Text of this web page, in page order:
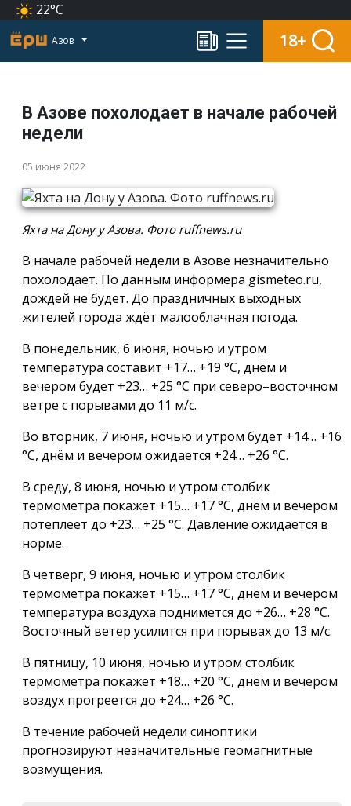
22°C
Азов 18+
В Азове похолодает в начале рабочей
недели
05 июня 2022
Яхта на Дону у Азова. Фото ruffnews.ru
В начале рабочей недели в Азове незначительно
похолодает. По данным информера gismeteo.ru,
дождей не будет. До праздничных выходных
жителей города ждёт малооблачная погода.
В понедельник, 6 июня, ночью и утром
температура составит +17… +19 °С, днём и
вечером будет +23… +25 °С при северо–восточном
ветре с порывами до 11 м/с.
Во вторник, 7 июня, ночью и утром будет +14… +16
°С, днём и вечером ожидается +24… +26 °С.
В среду, 8 июня, ночью и утром столбик
термометра покажет +15… +17 °С, днём и вечером
потеплеет до +23… +25 °С. Давление ожидается в
норме.
В четверг, 9 июня, ночью и утром столбик
термометра покажет +15… +17 °С, днём и вечером
температура воздуха поднимется до +26… +28 °С.
Восточный ветер усилится при порывах до 13 м/с.
В пятницу, 10 июня, ночью и утром столбик
термометра покажет +18… +20 °С, днём и вечером
воздух прогреется до +24… +26 °С.
В течение рабочей недели синоптики
прогнозируют незначительные геомагнитные
возмущения.